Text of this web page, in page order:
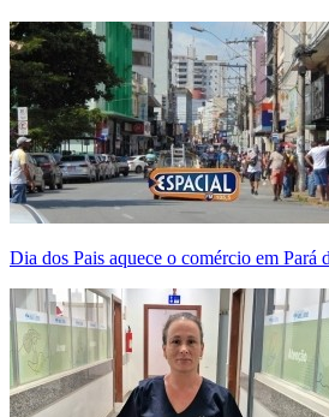
Dia dos Pais aquece o comércio em Pará